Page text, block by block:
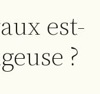
est-
?